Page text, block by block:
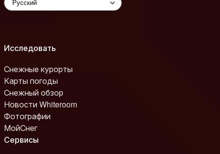
Исследовать
Снежные курорты
Карты погоды
Снежный обзор
Новости Whiteroom
Фотографии
МойСнег
Сервисы